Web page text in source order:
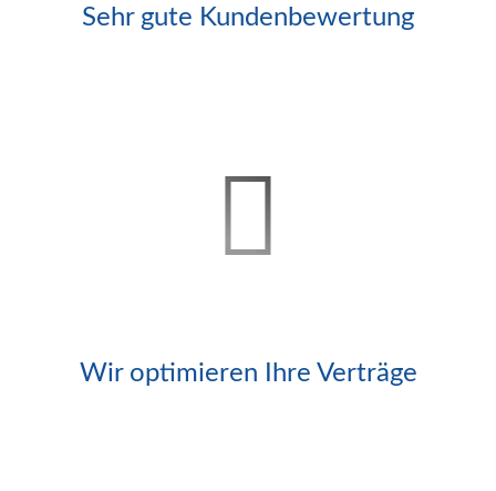
Sehr gute Kundenbewertung
Wir optimieren Ihre Verträge